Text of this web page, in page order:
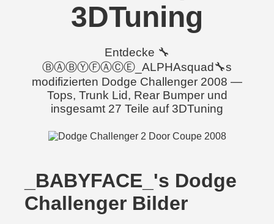
3DTuning
Entdecke 🔧
ⒷⒶⒷⓎⒻⒶⒸⒺ_ALPHAsquad🔧s
modifizierten Dodge Challenger 2008 —
Tops, Trunk Lid, Rear Bumper und
insgesamt 27 Teile auf 3DTuning
_BABYFACE_'s Dodge
Challenger Bilder